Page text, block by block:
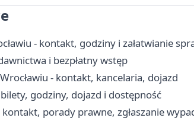
- kontakt, godziny i załatwianie
i bezpłatny wstęp
- kontakt, kancelaria, dojazd
bilety, godziny, dojazd i dostępność
porady prawne, zgłaszanie